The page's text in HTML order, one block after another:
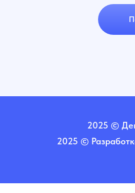
2025 ©
2025 ©